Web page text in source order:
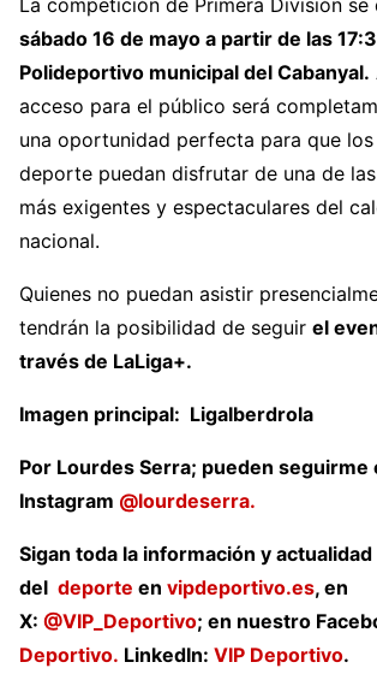
sábado 16 de mayo a partir de las
Polideportivo municipal del Cabanyal.
acceso para el público será
una oportunidad perfecta para que
deporte puedan disfrutar de una de
más exigentes y espectaculares del
nacional.
Quienes no puedan asistir
tendrán la posibilidad de seguir el
través de LaLiga+.
Imagen principal: LigaIberdrola
Por Lourdes Serra; pueden seguirme
Instagram @lourdeserra.
Sigan toda la información y actualidad
del deporte en vipdeportivo.es, en
X: @VIP_Deportivo; en nuestro
Deportivo. LinkedIn: VIP Deportivo.